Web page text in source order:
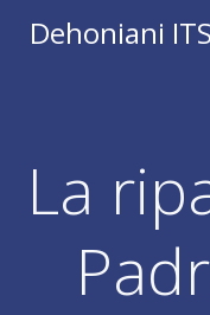
Dehoniani ITS
La